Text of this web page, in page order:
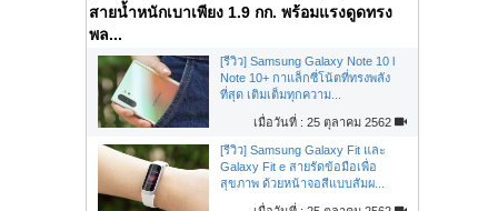
สายน้ำหนักเบาเพียง 1.9 กก. พร้อมแรงดูดทรง
พล...
[รีวิว] Samsung Galaxy Note 10 l
Note 10+ กาแล็กซี่โน้ตที่ทรงพลัง
ที่สุด เติมเต็มทุกความ...
เมื่อวันที่ : 25 ตุลาคม 2562
[รีวิว] Samsung Galaxy Fit และ
Galaxy Fit e สายรัดข้อมือเพื่อ
สุขภาพ ด้วยหน้าจอสีแบบสัมผ...